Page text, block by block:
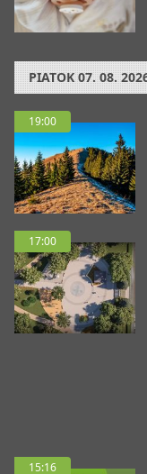
PIATOK 07. 08.
19:00
17:00
15:16